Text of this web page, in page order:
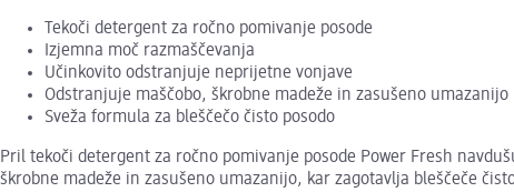
Tekoči detergent za ročno pomivanje posode
Izjemna moč razmaščevanja
Učinkovito odstranjuje neprijetne vonjave
Odstranjuje maščobo, škrobne madeže in zasušeno umazanijo
Sveža formula za bleščečo čisto posodo
Pril tekoči detergent za ročno pomivanje posode Power Fresh
škrobne madeže in zasušeno umazanijo, kar zagotavlja bleščeče